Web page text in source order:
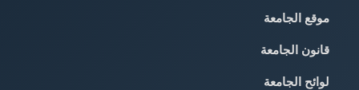
موقع الجامعة
قانون الجامعة
لوائح الجامعة